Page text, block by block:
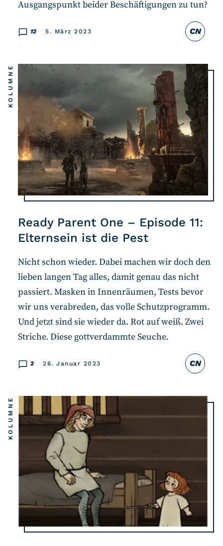
CN
12 5. März 2023
Ausgangspunkt beider Beschäftigungen zu tun?
Ready Parent One – Episode 11:
Elternsein ist die Pest
KOLUMNE
CN
2 26. Januar 2023
Nicht schon wieder. Dabei machen wir doch den
lieben langen Tag alles, damit genau das nicht
passiert. Masken in Innenräumen, Tests bevor
wir uns verabreden, das volle Schutzprogramm.
Und jetzt sind sie wieder da. Rot auf weiß. Zwei
Striche. Diese gottverdammte Seuche.
KOLUMNE